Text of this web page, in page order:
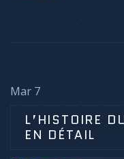
Mar 7
L’HISTOIRE
EN DÉTAIL